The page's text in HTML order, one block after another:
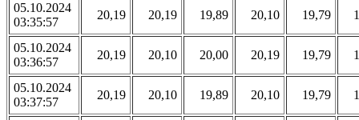
05.10.2024
03:35:57
20,19 20,19 19,89 20,10 19,79
05.10.2024
03:36:57
20,19 20,10 20,00 20,19 19,79
05.10.2024
03:37:57
20,19 20,10 19,89 20,10 19,79